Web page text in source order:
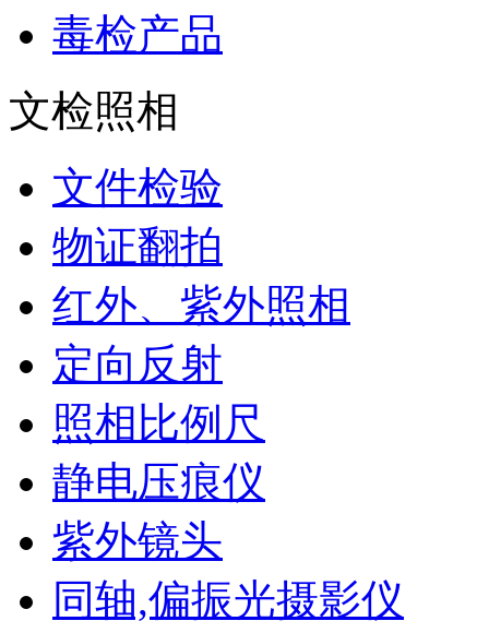
毒检产品
文检照相
文件检验
物证翻拍
红外、紫外照相
定向反射
照相比例尺
静电压痕仪
紫外镜头
同轴,偏振光摄影仪